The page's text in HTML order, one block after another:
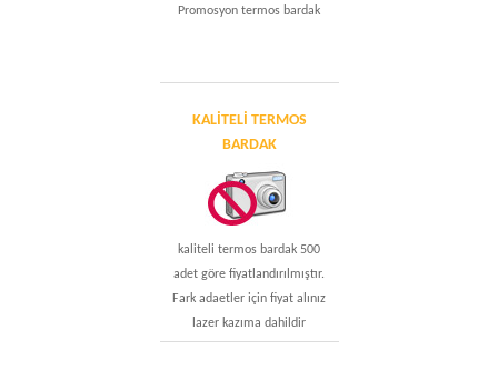
Promosyon termos bardak
KALITELI TERMOS
BARDAK
kaliteli termos bardak 500
adet göre fiyatlandırılmıştır.
Fark adaetler için fiyat alınız
lazer kazıma dahildir